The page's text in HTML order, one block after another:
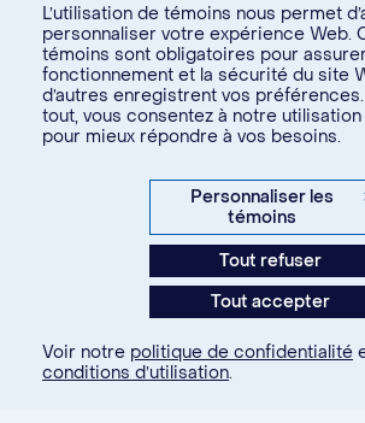
Je m'inscris
Voir tous les liens
Calendrier de la vie
Ateliers culturels
Expérience étudiante
Espace entreprises
Aide financière et
Espace ressources
À propos
Confidentialité
Conditions
Paramètres des témoins
Agence webKryzalid
communauté étudiante
Je fais partie de la communauté...
L’utilisation de témoins nous permet
personnaliser votre expérience Web.
témoins sont obligatoires pour
fonctionnement et la sécurité du site
d’autres enregistrent vos
tout, vous consentez à notre
pour mieux répondre à vos besoins.
Personnaliser les
témoins
Tout refuser
Tout accepter
Voir notre politique de confidentialité
conditions d’utilisation.